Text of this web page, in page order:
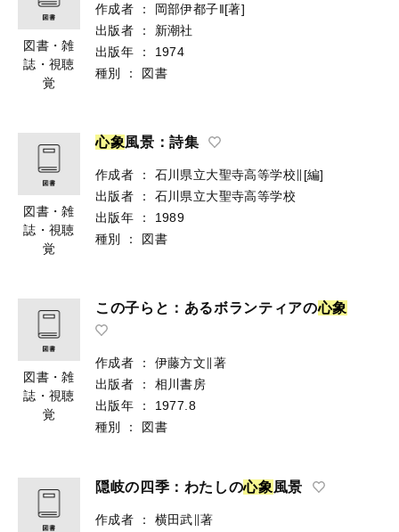
図書・雑
誌・視聴
覚
作成者 ：
岡部伊都子‖[著]
出版者
：
新潮社
出版年
：
1974
種別
： 図書
図書・雑
誌・視聴
覚
心象風景：詩集
作成者 ：
石川県立大聖寺高等学校∥[編]
出版者
：
石川県立大聖寺高等学校
出版年
：
1989
種別
： 図書
図書・雑
誌・視聴
覚
この子らと：あるボランティアの心象
作成者 ：
伊藤方文∥著
出版者
：
相川書房
出版年
：
1977.8
種別
： 図書
隠岐の四季：わたしの心象風景
作成者 ：
横田武∥著